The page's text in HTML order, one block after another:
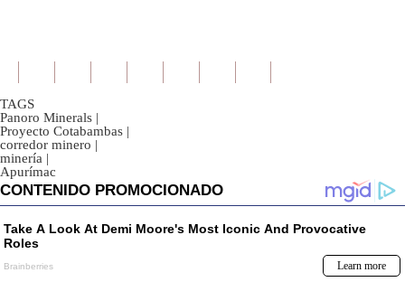
TAGS
Panoro Minerals |
Proyecto Cotabambas |
corredor minero |
minería |
Apurímac